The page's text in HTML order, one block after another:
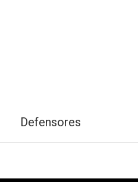
Defensores